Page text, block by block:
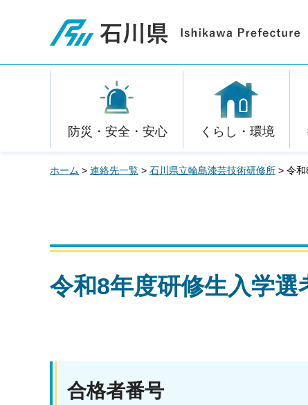
石川県
防災・安全・安心 くらし・環境
ホーム > 連絡先一覧 > 石川県立輪島漆芸技術研修所 > 令
令和8年度研修生入学選
合格者番号